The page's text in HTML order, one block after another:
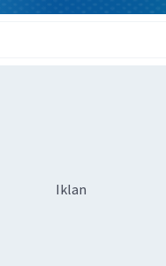
Iklan